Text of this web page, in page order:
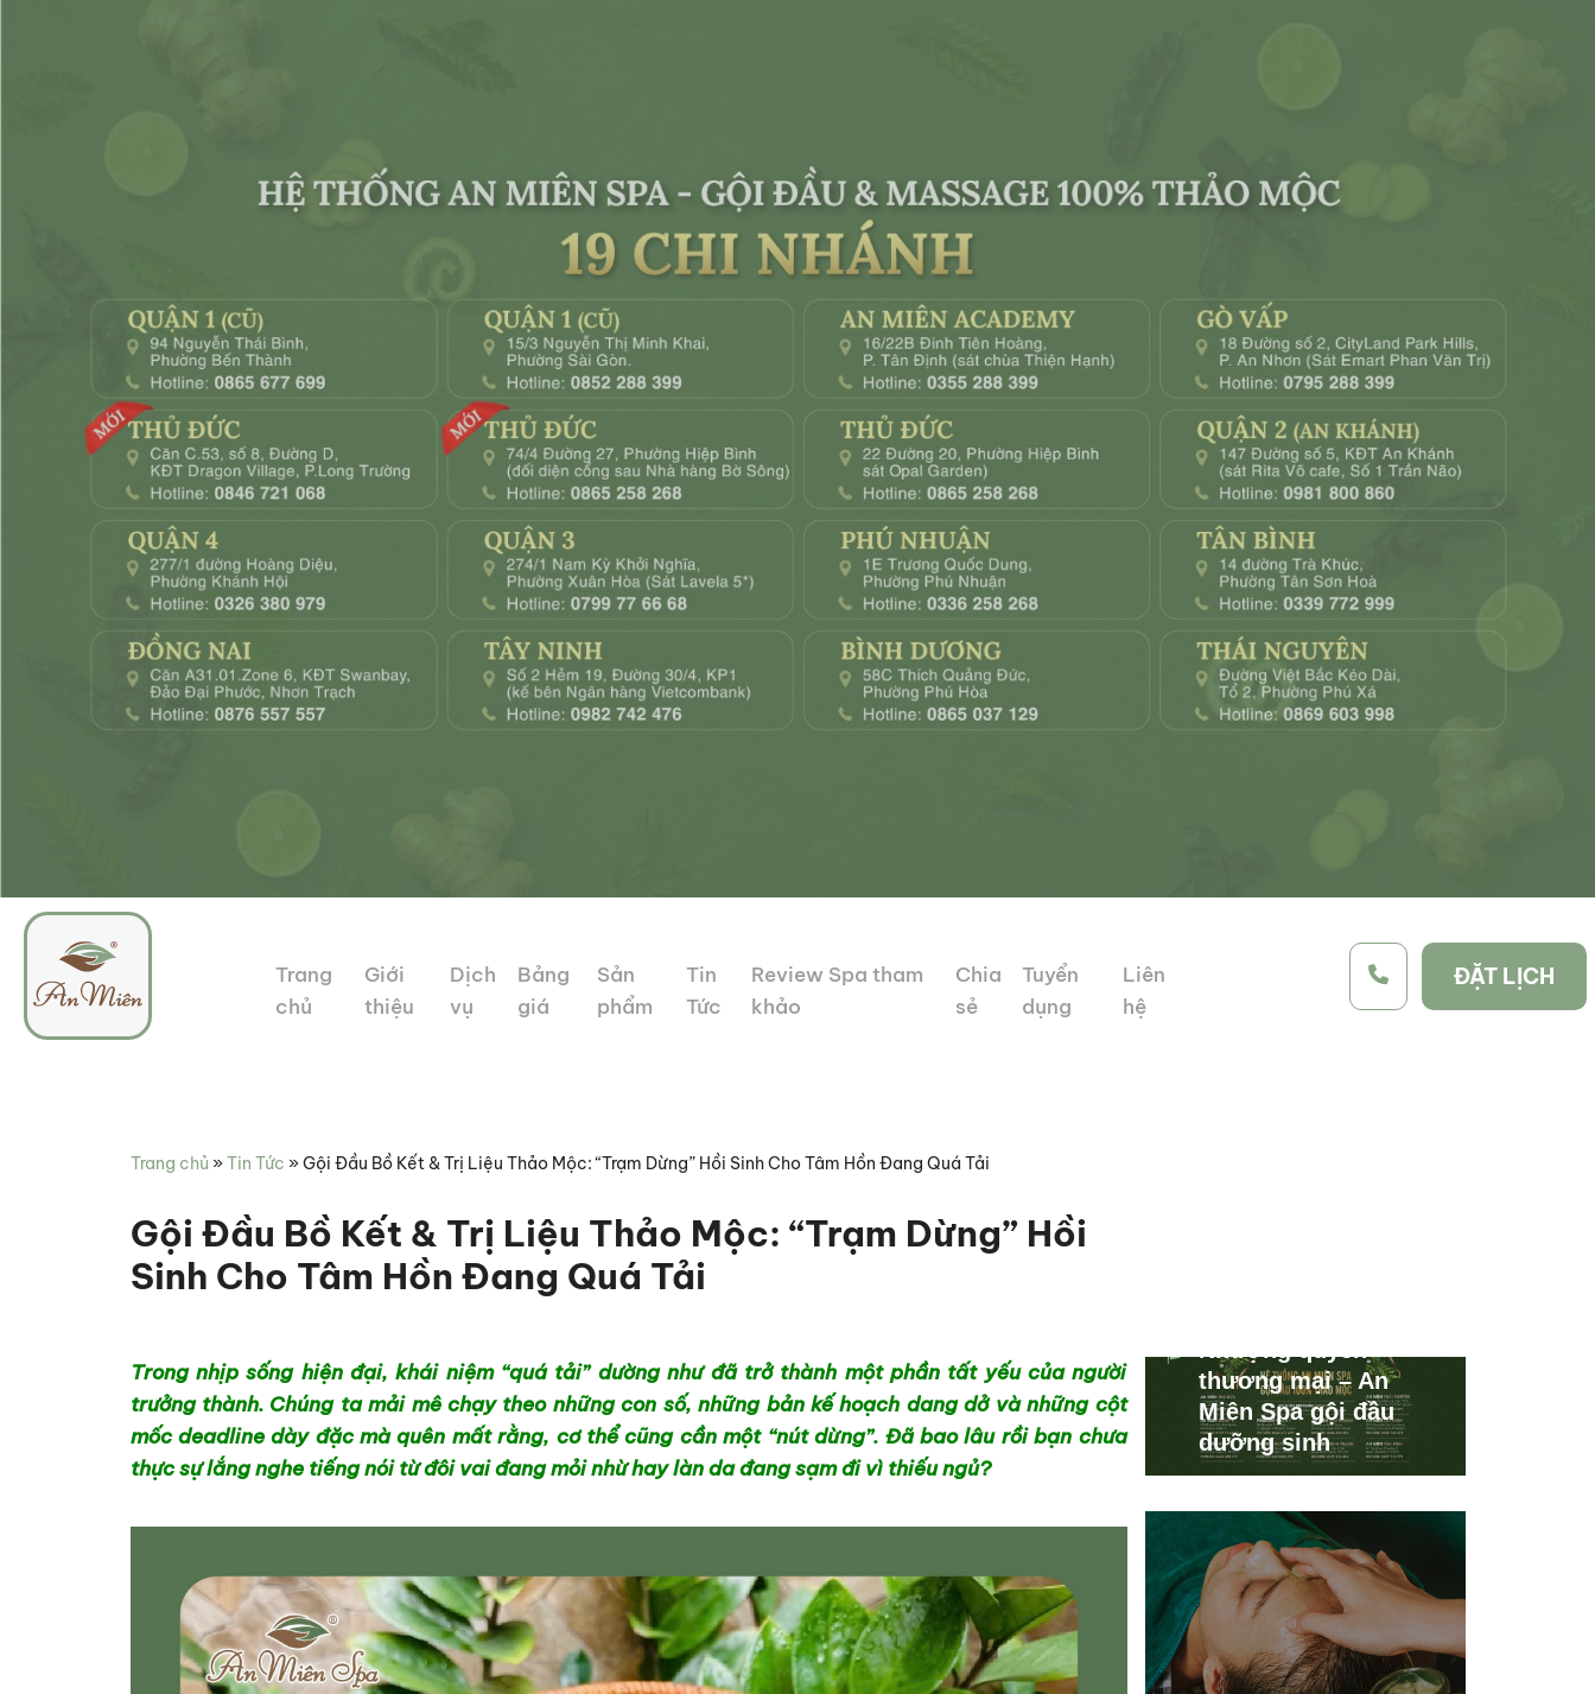
Trang
chủ
Giới
thiệu
Dịch
vụ
Bảng
giá
Sản
phẩm
Tin
Tức
Review Spa tham
khảo
Chia
sẻ
Tuyển
dụng
Liên
hệ
ĐẶT LỊCH
Trang chủ »Tin Tức »Gội Đầu Bồ Kết & Trị Liệu Thảo Mộc: “Trạm Dừng” Hồi Sinh Cho Tâm Hồn Đang Quá Tải
Gội Đầu Bồ Kết & Trị Liệu Thảo Mộc: “Trạm Dừng” Hồi
Sinh Cho Tâm Hồn Đang Quá Tải
Trong nhịp sống hiện đại, khái niệm “quá tải” dường như đã trở thành một phần tất yếu của người
trưởng thành. Chúng ta mải mê chạy theo những con số, những bản kế hoạch dang dở và những cột
mốc deadline dày đặc mà quên mất rằng, cơ thể cũng cần một “nút dừng”. Đã bao lâu rồi bạn chưa
thực sự lắng nghe tiếng nói từ đôi vai đang mỏi nhừ hay làn da đang sạm đi vì thiếu ngủ?
thương mại – An
Miên Spa gội đầu
dưỡng sinh